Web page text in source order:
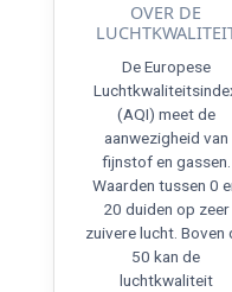
OVER DE
De Europese
(AQI) meet de
aanwezigheid van
fijnstof en gassen.
Waarden tussen 0
20 duiden op zeer
zuivere lucht. Boven
50 kan de
luchtkwaliteit